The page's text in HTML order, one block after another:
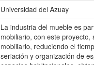
Universidad del Azuay
La industria del mueble es
mobiliario, con este
mobiliario, reduciendo el
seriación y organización de